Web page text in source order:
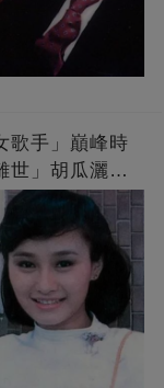
歌手」巔峰時
世」胡瓜灑淚